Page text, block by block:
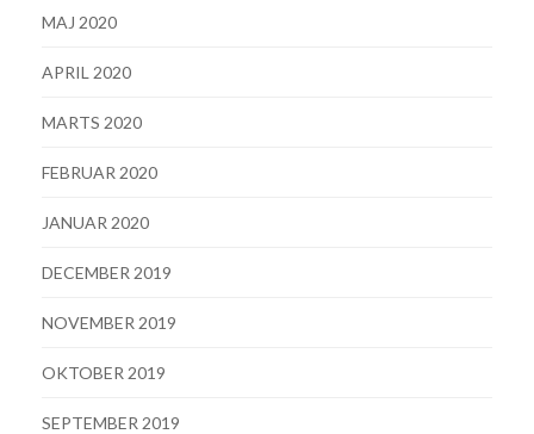
MAJ 2020
APRIL 2020
MARTS 2020
FEBRUAR 2020
JANUAR 2020
DECEMBER 2019
NOVEMBER 2019
OKTOBER 2019
SEPTEMBER 2019